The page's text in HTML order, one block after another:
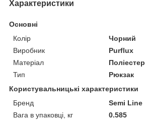
Характеристики
Основні
Колір
Чорний
Виробник
Purflux
Матеріал
Поліестер
Тип
Рюкзак
Користувальницькі характеристики
Бренд
Semi Line
Вага в упаковці, кг
0.585